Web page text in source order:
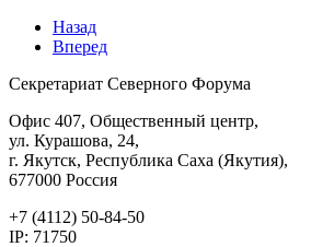
Назад
Вперед
Секретариат Северного Форума
Офис 407, Общественный центр,
ул. Курашова, 24,
г. Якутск, Республика Саха (Якутия),
677000 Россия
+7 (4112) 50-84-50
IP: 71750